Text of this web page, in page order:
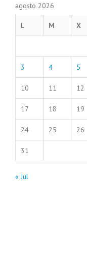
agosto 2026
L M X
3 4 5
10 11 12
17 18 19
24 25 26
31
« Jul